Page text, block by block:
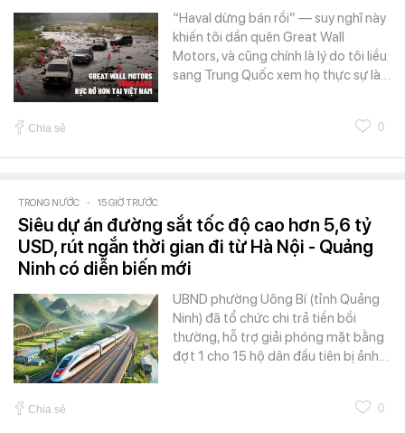
“Haval dừng bán rồi” — suy nghĩ này
khiến tôi dần quên Great Wall
Motors, và cũng chính là lý do tôi liều
sang Trung Quốc xem họ thực sự là…
Chia sẻ 0
TRONG NƯỚC - 15 GIỜ TRƯỚC
Siêu dự án đường sắt tốc độ cao hơn 5,6 tỷ
USD, rút ngắn thời gian đi từ Hà Nội - Quảng
Ninh có diễn biến mới
UBND phường Uông Bí (tỉnh Quảng
Ninh) đã tổ chức chi trả tiền bồi
thường, hỗ trợ giải phóng mặt bằng
đợt 1 cho 15 hộ dân đầu tiên bị ảnh…
Chia sẻ 0